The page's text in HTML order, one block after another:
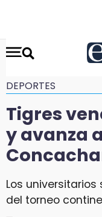
DEPORTES
Tigres
y avanza
Los
del torneo